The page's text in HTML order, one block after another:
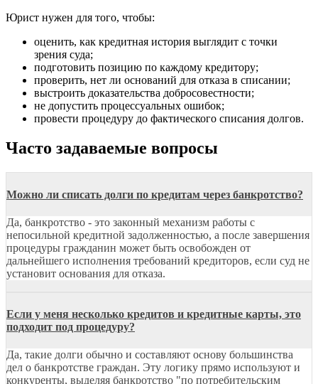
Юрист нужен для того, чтобы:
оценить, как кредитная история выглядит с точки
зрения суда;
подготовить позицию по каждому кредитору;
проверить, нет ли оснований для отказа в списании;
выстроить доказательства добросовестности;
не допустить процессуальных ошибок;
провести процедуру до фактического списания долгов.
Часто задаваемые вопросы
Можно ли списать долги по кредитам через банкротство?
Да, банкротство - это законный механизм работы с
непосильной кредитной задолженностью, а после завершения
процедуры гражданин может быть освобожден от
дальнейшего исполнения требований кредиторов, если суд не
установит основания для отказа.
Если у меня несколько кредитов и кредитные карты, это
подходит под процедуру?
Да, такие долги обычно и составляют основу большинства
дел о банкротстве граждан. Эту логику прямо используют и
конкуренты, выделяя банкротство "по потребительским